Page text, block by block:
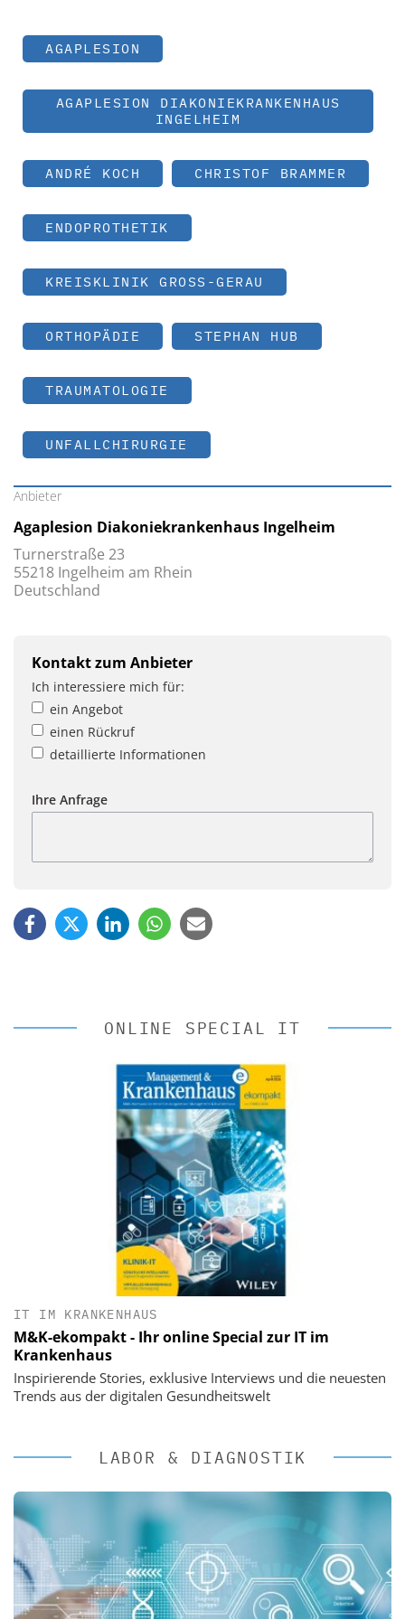
AGAPLESION
AGAPLESION DIAKONIEKRANKENHAUS
INGELHEIM
ANDRÉ KOCH CHRISTOF BRAMMER
ENDOPROTHETIK
KREISKLINIK GROSS-GERAU
ORTHOPÄDIE STEPHAN HUB
TRAUMATOLOGIE
UNFALLCHIRURGIE
Anbieter
Agaplesion Diakoniekrankenhaus Ingelheim
Turnerstraße 23
55218 Ingelheim am Rhein
Deutschland
Kontakt zum Anbieter
Ich interessiere mich für:
ein Angebot
einen Rückruf
detaillierte Informationen
Ihre Anfrage
ONLINE SPECIAL IT
IT IM KRANKENHAUS
M&K-ekompakt - Ihr online Special zur IT im
Krankenhaus
Inspirierende Stories, exklusive Interviews und die neuesten
Trends aus der digitalen Gesundheitswelt
LABOR & DIAGNOSTIK